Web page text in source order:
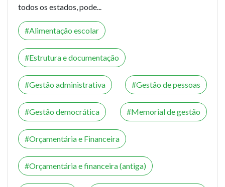
todos os estados, pode...
Alimentação escolar
Estrutura e documentação
Gestão administrativa Gestão de pessoas
Gestão democrática Memorial de gestão
Orçamentária e Financeira
Orçamentária e financeira (antiga)